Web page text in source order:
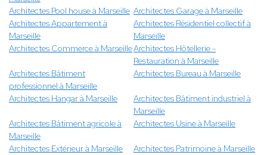
Architectes Pool house à Marseille Architectes Garage à Marseille
Architectes Appartement à
Marseille
Architectes Résidentiel collectif à
Marseille
Architectes Commerce à MarseilleArchitectes Hôtellerie -
Restauration à Marseille
Architectes Bâtiment
professionnel à Marseille
Architectes Bureau à Marseille
Architectes Hangar à Marseille
Architectes Bâtiment industriel à
Marseille
Architectes Bâtiment agricole à
Marseille
Architectes Usine à Marseille
Architectes Extérieur à Marseille
Architectes Patrimoine à Marseille